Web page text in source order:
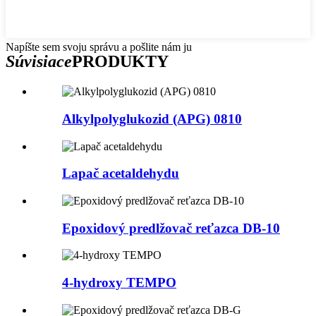
Napíšte sem svoju správu a pošlite nám ju
SúvisiacePRODUKTY
Alkylpolyglukozid (APG) 0810
Lapač acetaldehydu
Epoxidový predlžovač reťazca DB-10
4-hydroxy TEMPO